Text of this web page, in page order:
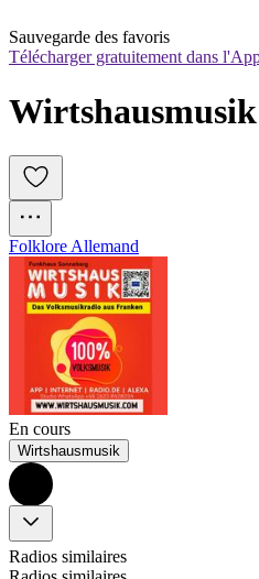
Sauvegarde des favoris
Télécharger gratuitement dans
Wirtshausmusik
Folklore Allemand
En cours
Wirtshausmusik
Radios similaires